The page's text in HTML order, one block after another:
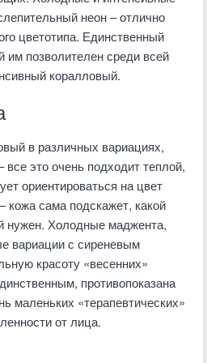
неон – отлично
цветотипа. Единственный
им позволителен среди всей
коралловый.
в различных вариациях,
это очень подходит теплой,
ориентироваться на цвет
кожа сама подскажет, какой
нужен. Холодные маджента,
вариации с сиреневым
красоту «весенних»
противопоказана
маленьких «терапевтических»
от лица.